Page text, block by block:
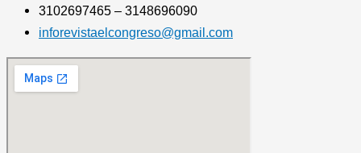
3102697465 – 3148696090
inforevistaelcongreso@gmail.com